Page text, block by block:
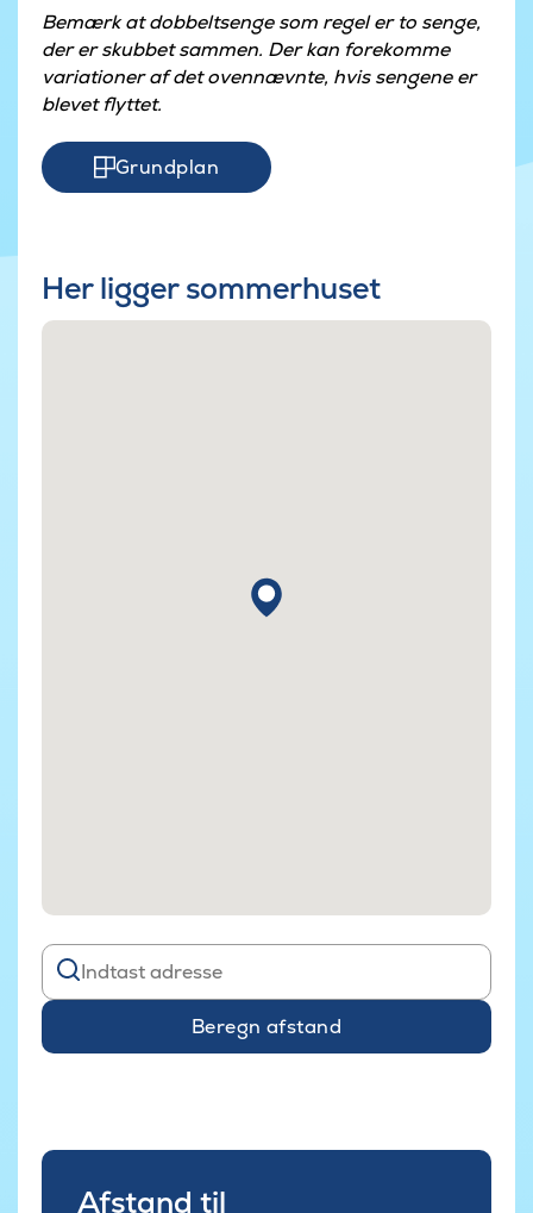
Bemærk at dobbeltsenge som regel er to senge,
der er skubbet sammen. Der kan forekomme
variationer af det ovennævnte, hvis sengene er
blevet flyttet.
Grundplan
Her ligger sommerhuset
Beregn afstand
Afstand til